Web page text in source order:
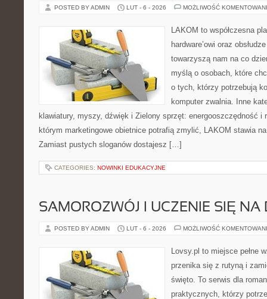
POSTED BY ADMIN LUT - 6 - 2026 MOŻLIWOŚĆ
LAKOM to współczesna
hardware’owi oraz
towarzyszą nam na co
myślą o osobach, które
o tych, którzy potrzebują
komputer zwalnia. Inne
klawiatury, myszy, dźwięk i Zielony sprzęt: energooszczędność i
którym marketingowe obietnice potrafią zmylić, LAKOM stawia
Zamiast pustych sloganów dostajesz […]
CATEGORIES: NOWINKI EDUKACYJNE
SAMOROZWÓJ I UCZENIE SIĘ NA
POSTED BY ADMIN LUT - 6 - 2026 MOŻLIWOŚĆ
Lovsy.pl to miejsce pełne
przenika się z rutyną i
święto. To serwis dla
praktycznych, którzy